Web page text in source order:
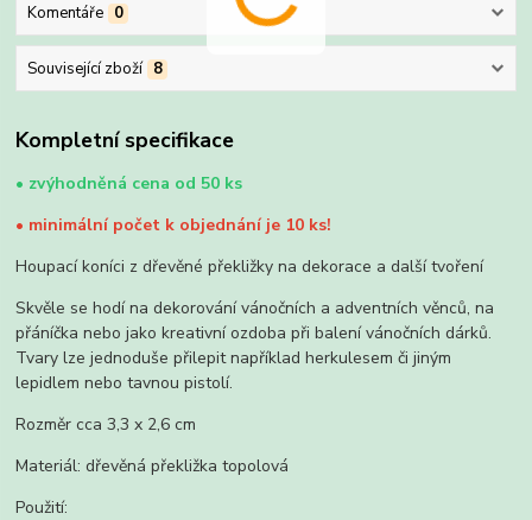
Komentáře 0
Související zboží 8
Kompletní specifikace
• zvýhodněná cena od 50 ks
• minimální počet k objednání je 10 ks!
Houpací koníci z dřevěné překližky na dekorace a další tvoření
Skvěle se hodí na dekorování vánočních a adventních věnců, na
přáníčka nebo jako kreativní ozdoba při balení vánočních dárků.
Tvary lze jednoduše přilepit například herkulesem či jiným
lepidlem nebo tavnou pistolí.
Rozměr cca 3,3 x 2,6 cm
Materiál: dřevěná překližka topolová
Použití: